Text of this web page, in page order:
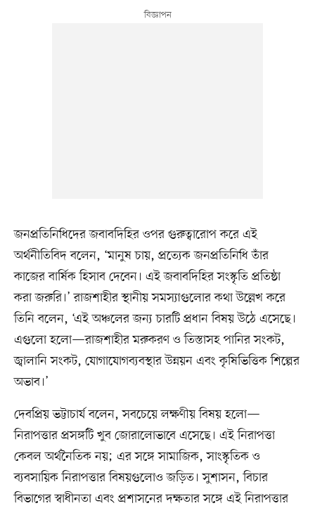
জনপ্রতিনিধিদের জবাবদিহির ওপর গুরুত্বারোপ করে এই
অর্থনীতিবিদ বলেন, ‘মানুষ চায়, প্রত্যেক জনপ্রতিনিধি তাঁর
কাজের বার্ষিক হিসাব দেবেন। এই জবাবদিহির সংস্কৃতি প্রতিষ্ঠা
করা জরুরি।’ রাজশাহীর স্থানীয় সমস্যাগুলোর কথা উল্লেখ করে
তিনি বলেন, ‘এই অঞ্চলের জন্য চারটি প্রধান বিষয় উঠে এসেছে।
এগুলো হলো—রাজশাহীর মরুকরণ ও তিস্তাসহ পানির সংকট,
জ্বালানি সংকট, যোগাযোগব্যবস্থার উন্নয়ন এবং কৃষিভিত্তিক শিল্পের
অভাব।’
দেবপ্রিয় ভট্টাচার্য বলেন, সবচেয়ে লক্ষণীয় বিষয় হলো—
নিরাপত্তার প্রসঙ্গটি খুব জোরালোভাবে এসেছে। এই নিরাপত্তা
কেবল অর্থনৈতিক নয়; এর সঙ্গে সামাজিক, সাংস্কৃতিক ও
ব্যবসায়িক নিরাপত্তার বিষয়গুলোও জড়িত। সুশাসন, বিচার
বিভাগের স্বাধীনতা এবং প্রশাসনের দক্ষতার সঙ্গে এই নিরাপত্তার